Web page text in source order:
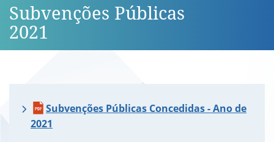
Subvenções Públicas
2021
Subvenções Públicas Concedidas - Ano de
2021